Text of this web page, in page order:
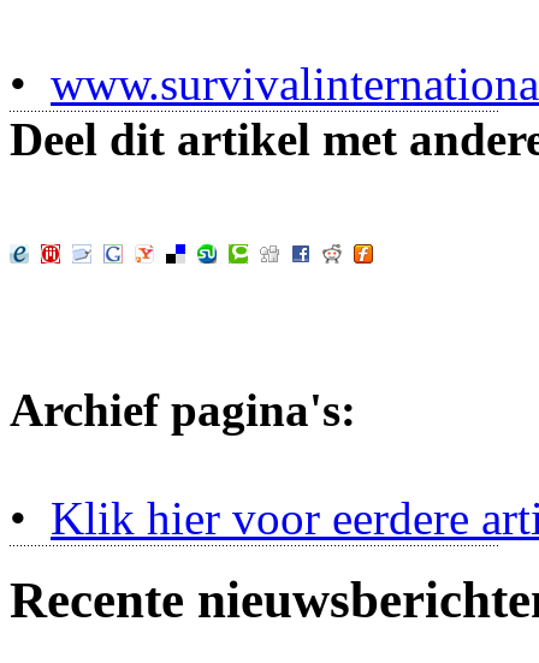
•
Deel dit artikel met
Archief pagina's:
• Klik hier voor eerdere
Recente